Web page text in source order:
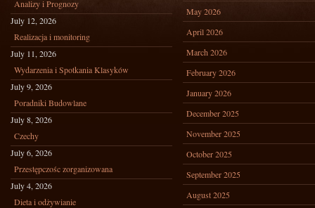
Analizy i Prognozy
July 12, 2026
Realizacja i monitoring
July 11, 2026
Wydarzenia i Spotkania Klasyków
July 9, 2026
Poradniki Budowlane
July 8, 2026
Czechy
July 6, 2026
Przestępczośc zorganizowana
July 4, 2026
Dieta i odżywianie
May 2026
April 2026
March 2026
February 2026
January 2026
December 2025
November 2025
October 2025
September 2025
August 2025